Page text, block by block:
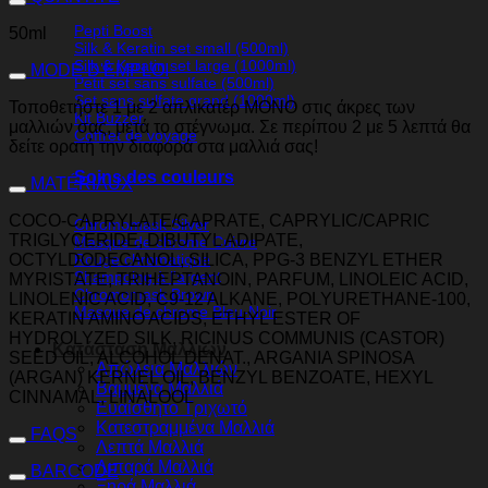
Pepti Boost
Silk & Keratin set small (500ml)
Silk & Keratin set large (1000ml)
Petit set sans sulfate (500ml)
Set sans sulfate grand (1000ml)
Kit Buzzer
Coffret de voyage
Soins des couleurs
Chromomask Silver
Masque de chrome Cuivre
Rouge chromatique
Shampoing à l'argent
Chromomask Brown
Masque de chrome Bleu-Noir
Κατάσταση Μαλλιών
Απώλεια Μαλλιών
Βαμμένα Μαλλιά
Ευαίσθητο Τριχωτό
Κατεστραμμένα Μαλλιά
Λεπτά Μαλλιά
Λιπαρά Μαλλιά
50ml
MODE D'EMPLOI
Τοποθετήστε 1 με 2 απλικατέρ ΜΟΝΟ στις άκρες των
μαλλιών σας, μετά το στέγνωμα. Σε περίπου 2 με 5 λεπτά θα
δείτε ορατή την διαφορά στα μαλλιά σας!
MATÉRIAUX
COCO-CAPRYLATE/CAPRATE, CAPRYLIC/CAPRIC
TRIGLYCERIDE, DIBUTYL ADIPATE,
OCTYLDODECANOL, SILICA, PPG-3 BENZYL ETHER
MYRISTATE, TRIHEPTANOIN, PARFUM, LINOLEIC ACID,
LINOLENIC ACID, C9-12 ALKANE, POLYURETHANE-100,
KERATIN AMINO ACIDS, ETHYL ESTER OF
HYDROLYZED SILK, RICINUS COMMUNIS (CASTOR)
SEED OIL, ALCOHOL DENAT., ARGANIA SPINOSA
(ARGAN) KERNEL OIL, BENZYL BENZOATE, HEXYL
CINNAMAL, LINALOOL
FAQS
BARCODE